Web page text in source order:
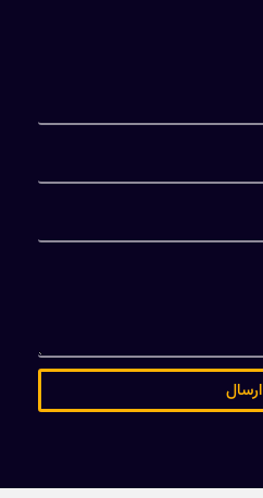
ارسال